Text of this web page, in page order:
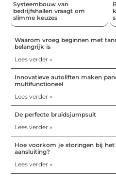
Systeembouw van
bedrijfshallen vraagt om
slimme keuzes
Waarom vroeg beginnen met
belangrijk is
Lees verder »
Innovatieve autoliften maken
multifunctioneel
Lees verder »
De perfecte bruidsjumpsuit
Lees verder »
Hoe voorkom je storingen bij het
aansluiting?
Lees verder »